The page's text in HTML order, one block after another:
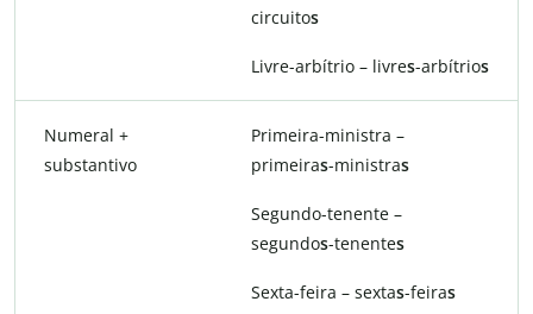
circuitos
Livre-arbítrio – livres-arbítrios
Numeral +
substantivo
Primeira-ministra –
primeiras-ministras
Segundo-tenente –
segundos-tenentes
Sexta-feira – sextas-feiras